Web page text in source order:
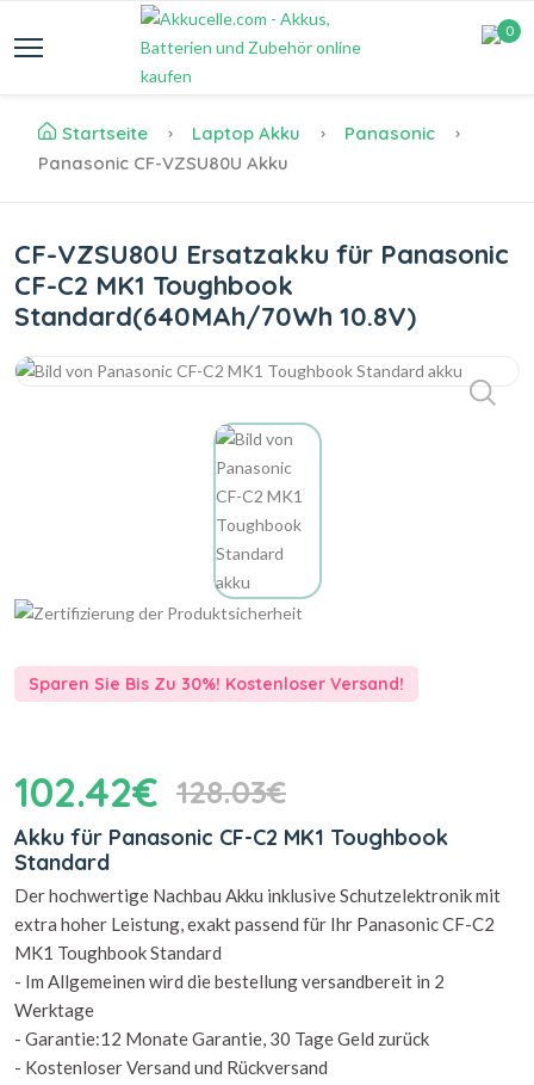
0
Startseite Laptop Akku
Panasonic
Panasonic CF-VZSU80U Akku
CF-VZSU80U Ersatzakku für Panasonic
CF-C2 MK1 Toughbook
Standard(640MAh/70Wh 10.8V)
Sparen Sie Bis Zu 30%! Kostenloser Versand!
102.42€ 128.03€
Akku für Panasonic CF-C2 MK1 Toughbook
Standard
Der hochwertige Nachbau Akku inklusive Schutzelektronik mit
extra hoher Leistung, exakt passend für Ihr Panasonic CF-C2
MK1 Toughbook Standard
- Im Allgemeinen wird die bestellung versandbereit in 2
Werktage
- Garantie:12 Monate Garantie, 30 Tage Geld zurück
- Kostenloser Versand und Rückversand